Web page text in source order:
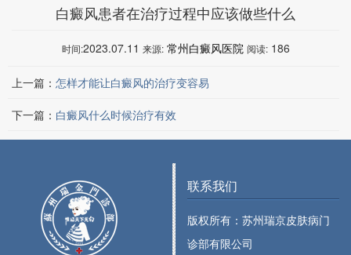
白癜风患者在治疗过程中应该做些什么
时间:2023.07.11 来源: 常州白癜风医院 阅读: 186
上一篇： 怎样才能让白癜风的治疗变容易
下一篇： 白癜风什么时候治疗有效
联系我们
版权所有：苏州瑞京皮肤病门
诊部有限公司